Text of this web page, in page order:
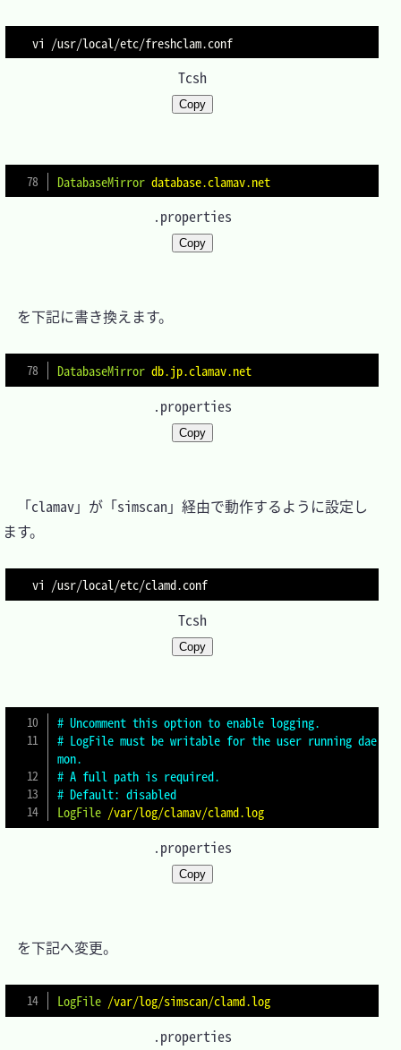
vi /usr/local/etc/freshclam.conf
Tcsh
Copy
DatabaseMirror database.clamav.net
.properties
Copy
を下記に書き換えます。
DatabaseMirror db.jp.clamav.net
.properties
Copy
「clamav」が「simscan」経由で動作するように設定し
ます。
vi /usr/local/etc/clamd.conf
Tcsh
Copy
# Uncomment this option to enable logging.
# LogFile must be writable for the user running dae
mon.
# A full path is required.
# Default: disabled
LogFile /var/log/clamav/clamd.log
.properties
Copy
を下記へ変更。
LogFile /var/log/simscan/clamd.log
.properties